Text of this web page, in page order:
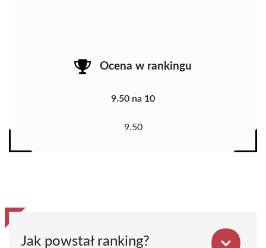
Ocena w rankingu
9.50 na 10
9.50
Jak powstał ranking?